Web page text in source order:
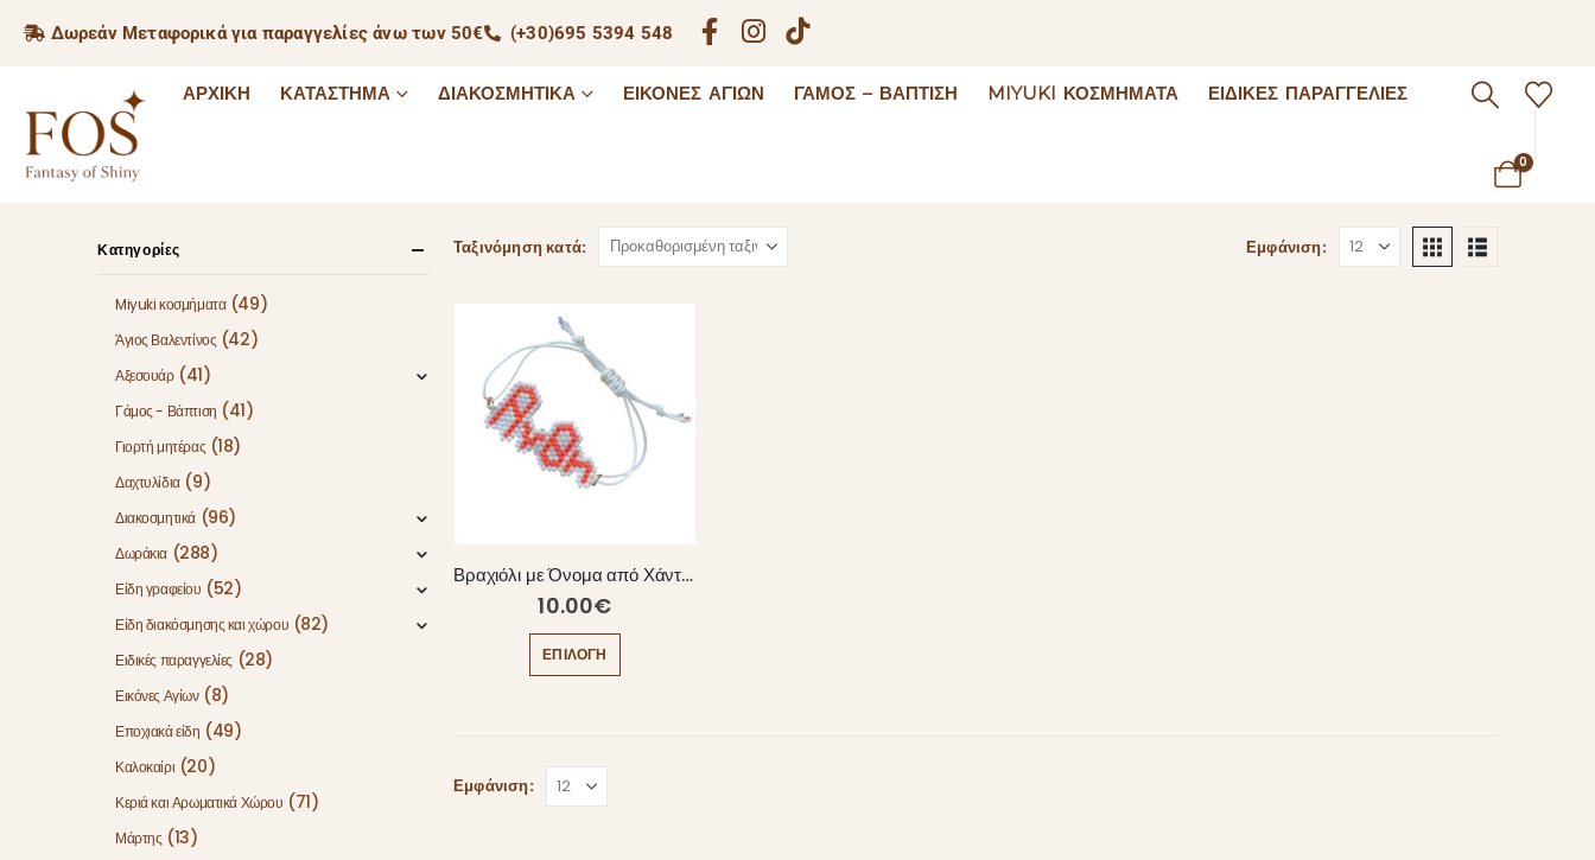
Δωρεάν Μεταφορικά για παραγγελίες άνω των 50€ (+30)695 5394 548
ΑΡΧΙΚΉ ΚΑΤΆΣΤΗΜΑ ΔΙΑΚΟΣΜΗΤΙΚΆ ΕΙΚΌΝΕΣ ΑΓΊΩΝ ΓΆΜΟΣ – ΒΆΠΤΙΣΗ MIYUKI ΚΟΣΜΉΜΑΤΑ ΕΙΔΙΚΈΣ ΠΑΡΑΓΓΕΛΊΕΣ
0
Ταξινόμηση κατά: Εμφάνιση:
Βραχιόλι με Όνομα από Χάντρες Miyuki
10.00€
ΕΠΙΛΟΓΉ
Εμφάνιση:
Κατηγορίες
Miyuki κοσμήματα (49)
Άγιος Βαλεντίνος (42)
Αξεσουάρ (41)
Γάμος - Βάπτιση (41)
Γιορτή μητέρας (18)
Δαχτυλίδια (9)
Διακοσμητικά (96)
Δωράκια (288)
Είδη γραφείου (52)
Είδη διακόσμησης και χώρου (82)
Ειδικές παραγγελίες (28)
Εικόνες Αγίων (8)
Εποχιακά είδη (49)
Καλοκαίρι (20)
Κεριά και Αρωματικά Χώρου (71)
Μάρτης (13)